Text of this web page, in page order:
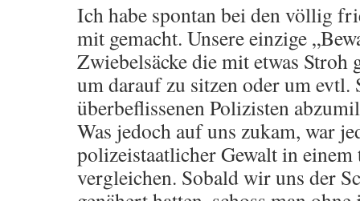
Ich habe spontan bei den völlig
mit gemacht. Unsere einzige
Zwiebelsäcke die mit etwas Stroh
um darauf zu sitzen oder um evtl.
überbeflissenen Polizisten
Was jedoch auf uns zukam, war
polizeistaatlicher Gewalt in
vergleichen. Sobald wir uns der